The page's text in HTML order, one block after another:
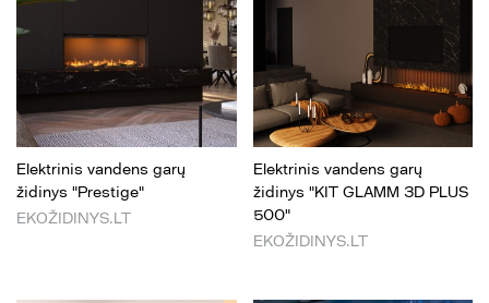
Elektrinis vandens garų
židinys "Prestige"
EKOŽIDINYS.LT
Elektrinis vandens garų
židinys "KIT GLAMM 3D PLUS
500"
EKOŽIDINYS.LT